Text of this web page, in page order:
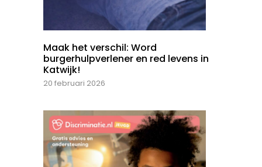
Maak het verschil: Word
burgerhulpverlener en red levens in
Katwijk!
20 februari 2026